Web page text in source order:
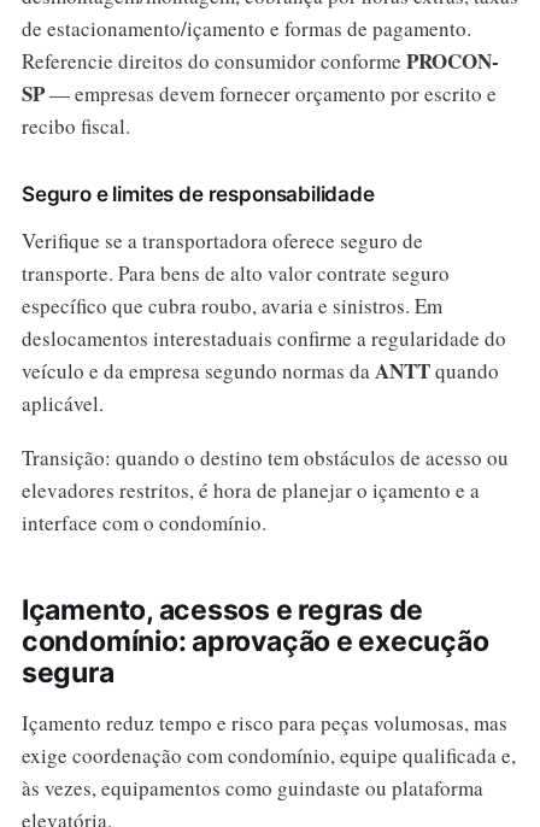
de estacionamento/içamento e formas de pagamento.
Referencie direitos do consumidor conforme PROCON-
SP— empresas devem fornecer orçamento por escrito e
recibo fiscal.
Seguro e limites de responsabilidade
Verifique se a transportadora oferece seguro de
transporte. Para bens de alto valor contrate seguro
específico que cubra roubo, avaria e sinistros. Em
deslocamentos interestaduais confirme a regularidade do
veículo e da empresa segundo normas daANTTquando
aplicável.
Transição: quando o destino tem obstáculos de acesso ou
elevadores restritos, é hora de planejar o içamento e a
interface com o condomínio.
Içamento, acessos e regras de
condomínio: aprovação e execução
segura
Içamento reduz tempo e risco para peças volumosas, mas
exige coordenação com condomínio, equipe qualificada e,
às vezes, equipamentos como guindaste ou plataforma
elevatória.